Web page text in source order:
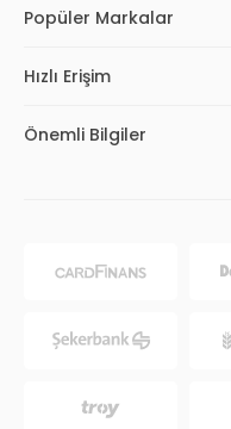
Popüler Markalar
Hızlı Erişim
Önemli Bilgiler